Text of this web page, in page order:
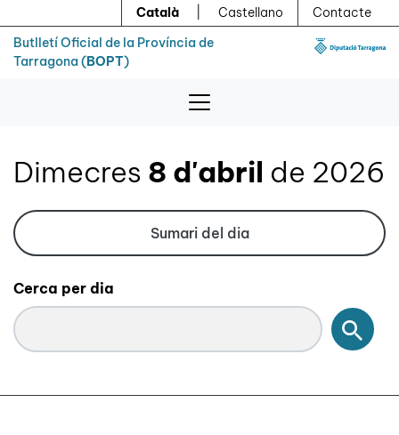
Català Castellano
Contacte
Butlletí Oficial de la Província de
Tarragona (BOPT)
Dimecres 8 d'abril de 2026
Sumari del dia
Cerca per dia